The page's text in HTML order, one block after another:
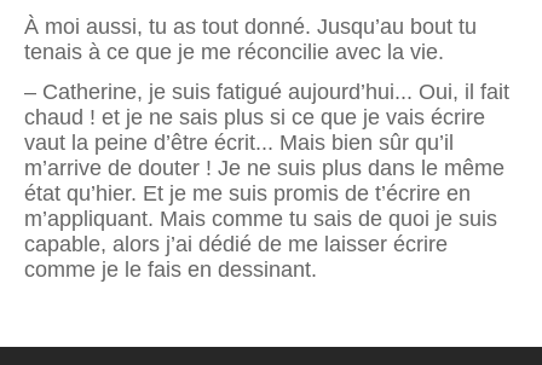
À moi aussi, tu as tout donné. Jusqu’au bout tu
tenais à ce que je me réconcilie avec la vie.
– Catherine, je suis fatigué aujourd’hui... Oui, il fait
chaud ! et je ne sais plus si ce que je vais écrire
vaut la peine d’être écrit... Mais bien sûr qu’il
m’arrive de douter ! Je ne suis plus dans le même
état qu’hier. Et je me suis promis de t’écrire en
m’appliquant. Mais comme tu sais de quoi je suis
capable, alors j’ai dédié de me laisser écrire
comme je le fais en dessinant.